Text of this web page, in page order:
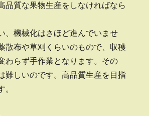
品質な果物生産をしなければなら
、機械化はさほど進んでいませ
散布や草刈くらいのもので、収穫
わらず手作業となります。その
難しいのです。高品質生産を目指